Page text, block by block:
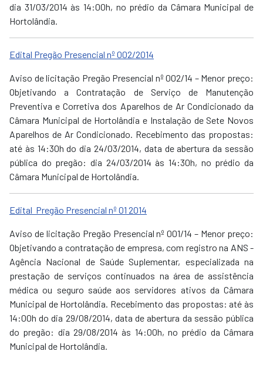
dia 31/03/2014 às 14:00h, no prédio da Câmara Municipal de
Hortolândia.
Edital Pregão Presencial nº 002/2014
Aviso de licitação Pregão Presencial nº 002/14 – Menor preço:
Objetivando a Contratação de Serviço de Manutenção
Preventiva e Corretiva dos Aparelhos de Ar Condicionado da
Câmara Municipal de Hortolândia e Instalação de Sete Novos
Aparelhos de Ar Condicionado. Recebimento das propostas:
até às 14:30h do dia 24/03/2014, data de abertura da sessão
pública do pregão: dia 24/03/2014 às 14:30h, no prédio da
Câmara Municipal de Hortolândia.
Edital Pregão Presencial nº 01 2014
Aviso de licitação Pregão Presencial nº 001/14 – Menor preço:
Objetivando a contratação de empresa, com registro na ANS -
Agência Nacional de Saúde Suplementar, especializada na
prestação de serviços continuados na área de assistência
médica ou seguro saúde aos servidores ativos da Câmara
Municipal de Hortolândia. Recebimento das propostas: até às
14:00h do dia 29/08/2014, data de abertura da sessão pública
do pregão: dia 29/08/2014 às 14:00h, no prédio da Câmara
Municipal de Hortolândia.